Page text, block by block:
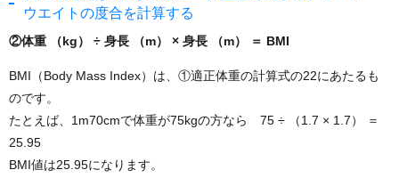
ウエイトの度合を計算する
②体重 （kg） ÷ 身長 （m） × 身長 （m） ＝ BMI
BMI（Body Mass Index）は、①適正体重の計算式の22にあたるも
のです。
たとえば、1m70cmで体重が75kgの方なら 75 ÷ （1.7 × 1.7） ＝
25.95
BMI値は25.95になります。